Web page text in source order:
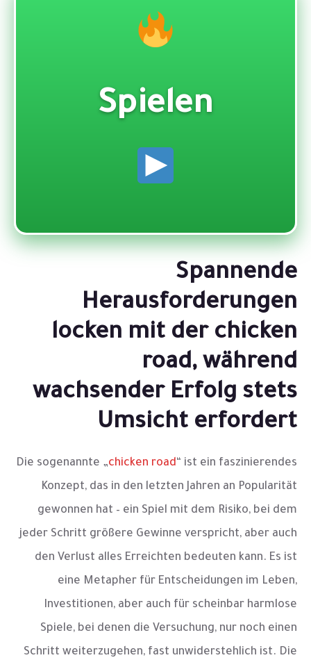
Spielen
Spannende
Herausforderungen
locken mit der chicken
road, während
wachsender Erfolg stets
Umsicht erfordert
Die sogenannte „chicken road“ ist ein faszinierendes
Konzept, das in den letzten Jahren an Popularität
gewonnen hat – ein Spiel mit dem Risiko, bei dem
jeder Schritt größere Gewinne verspricht, aber auch
den Verlust alles Erreichten bedeuten kann. Es ist
eine Metapher für Entscheidungen im Leben,
Investitionen, aber auch für scheinbar harmlose
Spiele, bei denen die Versuchung, nur noch einen
Schritt weiterzugehen, fast unwiderstehlich ist. Die